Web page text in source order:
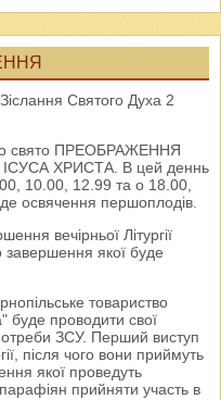
Святого Духа 2
свято ПРЕОБРАЖЕННЯ
ХРИСТА. В цей деннь
10.00, 12.99 та о 18.00,
освячення першоплодів.
вечірньої Літургії
завершення якої буде
товариство
буде проводити свої
ЗСУ. Перший виступ
після чого вони приймуть
якої проведуть
прийняти участь в